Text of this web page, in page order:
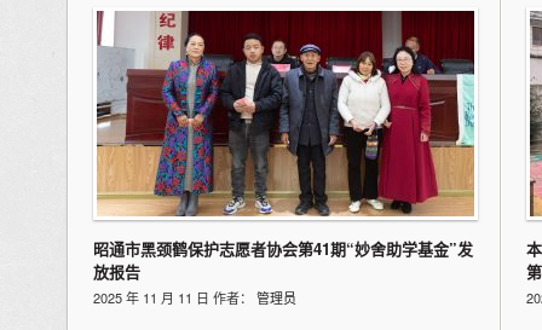
昭通市黑颈鹤保护志愿者协会第41期“妙舍助学基金”发
放报告
2025 年 11 月 11 日 作者： 管理员